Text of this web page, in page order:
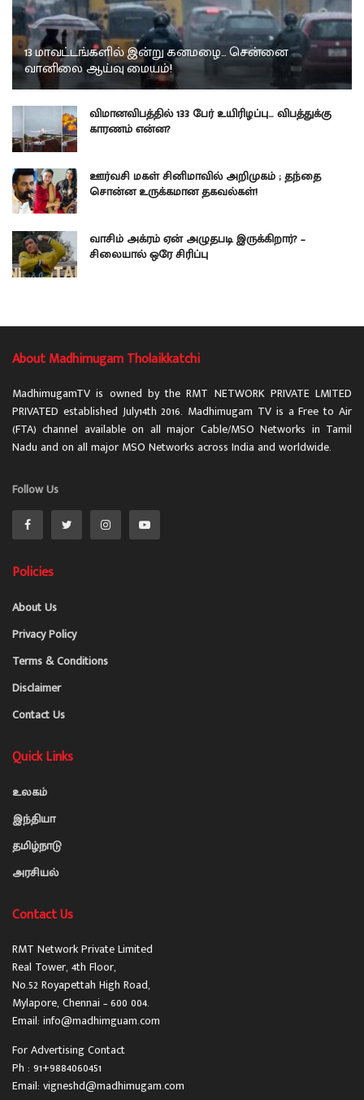
13 மாவட்டங்களில் இன்று கனமழை… சென்னை
வானிலை ஆய்வு மையம்!
விமானவிபத்தில் 133 பேர் உயிரிழப்பு… விபத்துக்கு
காரணம் என்ன?
ஊர்வசி மகள் சினிமாவில் அறிமுகம் ; தந்தை
சொன்ன உருக்கமான தகவல்கள்!
வாசிம் அக்ரம் ஏன் அழுதபடி இருக்கிறார்? –
சிலையால் ஒரே சிரிப்பு
About Madhimugam Tholaikkatchi
MadhimugamTV is owned by the RMT NETWORK PRIVATE LMITED
PRIVATED established July14th 2016. Madhimugam TV is a Free to Air
(FTA) channel available on all major Cable/MSO Networks in Tamil
Nadu and on all major MSO Networks across India and worldwide.
Follow Us
Policies
About Us
Privacy Policy
Terms & Conditions
Disclaimer
Contact Us
Quick Links
உலகம்
இந்தியா
தமிழ்நாடு
அரசியல்
Contact Us
RMT Network Private Limited
Real Tower, 4th Floor,
No.52 Royapettah High Road,
Mylapore, Chennai – 600 004.
Email: info@madhimguam.com
For Advertising Contact
Ph : 91+9884060451
Email: vigneshd@madhimugam.com